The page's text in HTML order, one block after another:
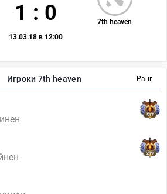
Ранг
Игроки 7th heaven
517
219
7th heaven
1 : 0
13.03.18 в 12:00